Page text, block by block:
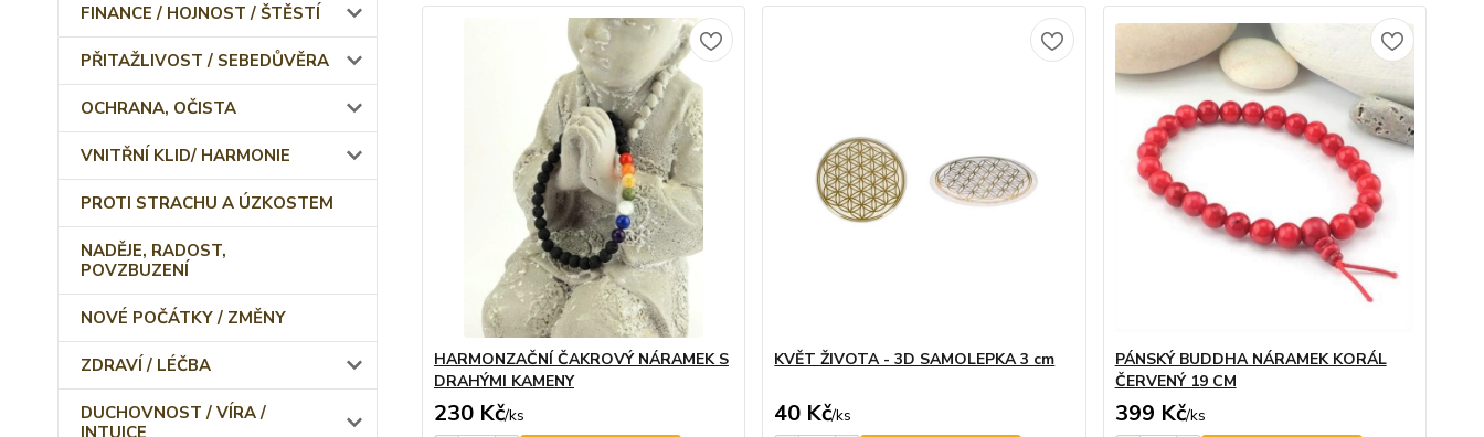
FINANCE / HOJNOST / ŠTĚSTÍ
PŘITAŽLIVOST / SEBEDŮVĚRA
OCHRANA, OČISTA
VNITŘNÍ KLID/ HARMONIE
PROTI STRACHU A ÚZKOSTEM
NADĚJE, RADOST,
POVZBUZENÍ
NOVÉ POČÁTKY / ZMĚNY
ZDRAVÍ / LÉČBA
DUCHOVNOST / VÍRA /
INTUICE
HARMONZAČNÍ ČAKROVÝ NÁRAMEK S
DRAHÝMI KAMENY
230 Kč/ks
KVĚT ŽIVOTA - 3D SAMOLEPKA 3 cm
40 Kč/ks
PÁNSKÝ BUDDHA NÁRAMEK KORÁL
ČERVENÝ 19 CM
399 Kč/ks